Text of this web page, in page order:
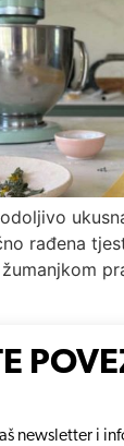
rađena
newsletter i